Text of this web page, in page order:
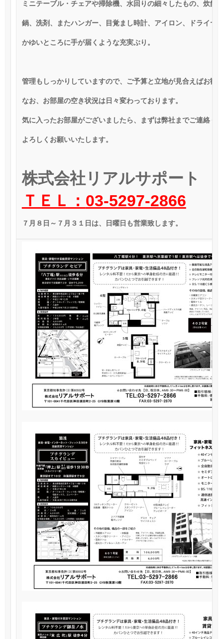
ミニテーブル・チェアや掃除機、水回りの細々したもの、炊飯
鍋、洗剤、またハンガー、目覚まし時計、アイロン、ドライヤ
かゆいところに手が届くような充実ぶり。
管理もしっかりしていますので、ご予算と立地が見合えばお勧
なお、お部屋の空き状況は日々変わっております。
気に入ったお部屋がございましたら、まずは弊社までご連絡く
よろしくお願いいたします。
株式会社リアルサポート
ＴＥＬ： 03-5297-2866
７月８日～７月３１日は、日曜日も営業致します。